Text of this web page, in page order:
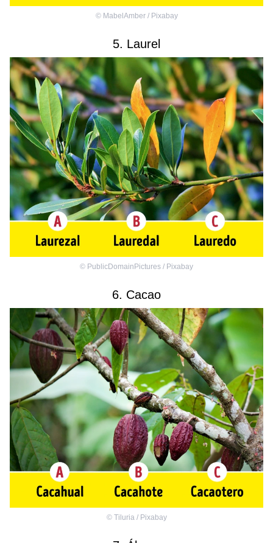
© MabelAmber / Pixabay
5. Laurel
© PublicDomainPictures / Pixabay
6. Cacao
© Tiluria / Pixabay